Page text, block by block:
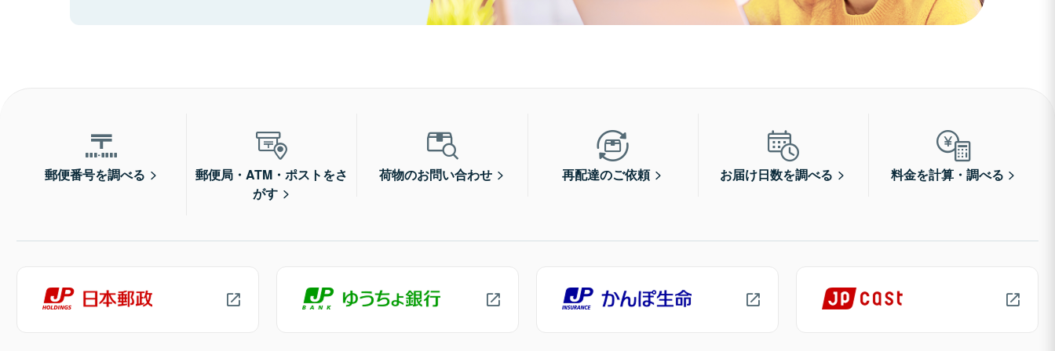
郵便番号を調べる
郵便局・ATM・ポストをさ
がす
荷物のお問い合わせ 再配達のご依頼 お届け日数を調べる 料金を計算・調べる